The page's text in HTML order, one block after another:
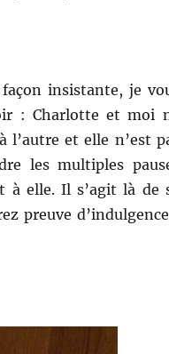
insistante, je
: Charlotte et moi
l’autre et elle n’est
les multiples
à elle. Il s’agit là de
preuve